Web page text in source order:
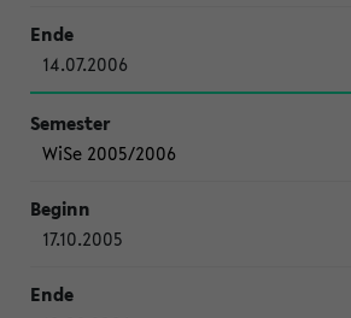
14.07.2006
WiSe 2005/2006
17.10.2005